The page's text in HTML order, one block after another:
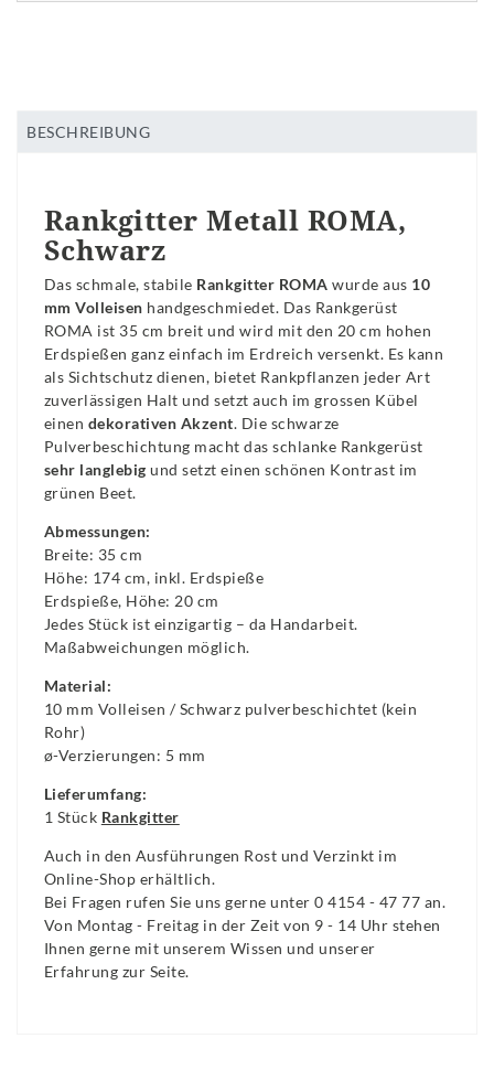
BESCHREIBUNG
Rankgitter Metall ROMA,
Schwarz
Das schmale, stabile Rankgitter ROMAwurde aus 10
mm Volleisen handgeschmiedet. Das Rankgerüst
ROMA ist 35 cm breit und wird mit den 20 cm hohen
Erdspießen ganz einfach im Erdreich versenkt. Es kann
als Sichtschutz dienen, bietet Rankpflanzen jeder Art
zuverlässigen Halt und setzt auch im grossen Kübel
einen dekorativen Akzent. Die schwarze
Pulverbeschichtung macht das schlanke Rankgerüst
sehr langlebig und setzt einen schönen Kontrast im
grünen Beet.
Abmessungen:
Breite: 35 cm
Höhe: 174 cm, inkl. Erdspieße
Erdspieße, Höhe: 20 cm
Jedes Stück ist einzigartig – da Handarbeit.
Maßabweichungen möglich.
Material:
10 mm Volleisen / Schwarz pulverbeschichtet (kein
Rohr)
ø-Verzierungen: 5 mm
Lieferumfang:
1 Stück Rankgitter
Auch in den Ausführungen Rost und Verzinkt im
Online-Shop erhältlich.
Bei Fragen rufen Sie uns gerne unter 0 4154 - 47 77 an.
Von Montag - Freitag in der Zeit von 9 - 14 Uhr stehen
Ihnen gerne mit unserem Wissen und unserer
Erfahrung zur Seite.